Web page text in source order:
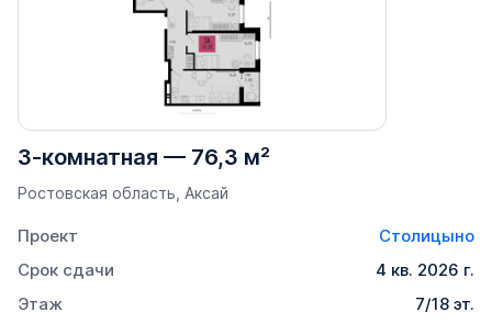
3-комнатная — 76,3 м²
Ростовская область, Аксай
Проект
Столицыно
Срок сдачи
4 кв. 2026 г.
Этаж
7/18 эт.